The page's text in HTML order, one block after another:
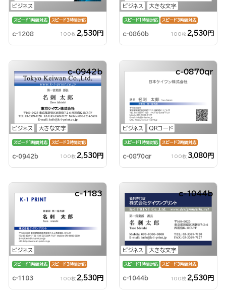
ビジネス
スピード1時間対応 スピード3時間対応
c-1208 100枚 2,530円
ビジネス 大きな文字
スピード1時間対応 スピード3時間対応
c-0860b 100枚 2,530円
ビジネス 大きな文字
c-0942b
スピード1時間対応 スピード3時間対応
c-0942b 100枚 2,530円
ビジネス QRコード
c-0870qr
スピード1時間対応 スピード3時間対応
c-0870qr 100枚 3,080円
ビジネス
c-1183
スピード1時間対応 スピード3時間対応
c-1183 100枚 2,530円
ビジネス 大きな文字
c-1044b
スピード1時間対応 スピード3時間対応
c-1044b 100枚 2,530円